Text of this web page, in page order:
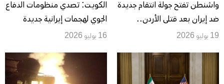
واشنطن تفتح جولة انتقام جديدة
ضد إيران بعد قتلى الأردن..
ومضيق هرمز يدفع المواجهة نحو
19 يوليو 2026
الكويت: تصدي منظومات الدفاع
الجوي لهجمات إيرانية جديدة
16 يوليو 2026